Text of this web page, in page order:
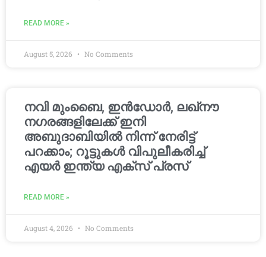
READ MORE »
August 5, 2026 No Comments
നവി മുംബൈ, ഇൻഡോർ, ലഖ്നൗ
നഗരങ്ങളിലേക്ക് ഇനി
അബുദാബിയിൽ നിന്ന് നേരിട്ട്
പറക്കാം; റൂട്ടുകൾ വിപുലീകരിച്ച്
എയർ ഇന്ത്യ എക്സ് പ്രസ്
READ MORE »
August 4, 2026 No Comments